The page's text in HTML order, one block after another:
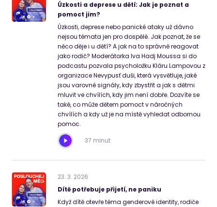
Úzkosti a deprese u dětí: Jak je poznat a
pomoct jim?
Úzkosti, deprese nebo panické ataky už dávno
nejsou témata jen pro dospělé. Jak poznat, že se
něco děje i u dětí? A jak na to správně reagovat
jako rodič? Moderátorka Iva Hadj Moussa si do
podcastu pozvala psycholožku Kláru Lampovou z
organizace Nevypusť duši, která vysvětluje, jaké
jsou varovné signály, kdy zbystřit a jak s dětmi
mluvit ve chvílích, kdy jim není dobře. Dozvíte se
také, co může dětem pomoct v náročných
chvílích a kdy už je na místě vyhledat odbornou
pomoc.
37 minut
23. 3. 2026
Dítě potřebuje přijetí, ne paniku
Když dítě otevře téma genderové identity, rodiče